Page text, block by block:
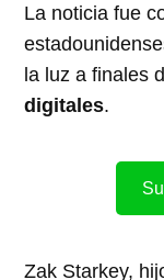
La noticia fue
la luz a finales
digitales.
Zak Starkey,